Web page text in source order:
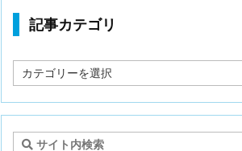
記事カテゴリ
事
テ
リ